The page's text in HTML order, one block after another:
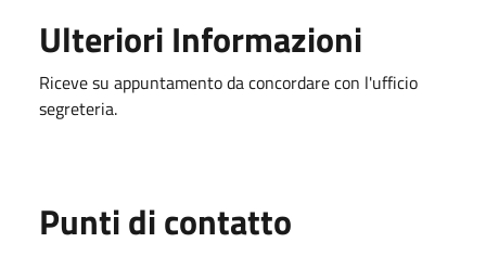
Ulteriori Informazioni
Riceve su appuntamento da concordare con l'ufficio
segreteria.
Punti di contatto